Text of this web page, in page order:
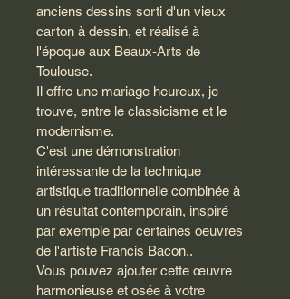
anciens dessins sorti d'un vieux
carton à dessin, et réalisé à
l'époque aux Beaux-Arts de
Toulouse.
Il offre une mariage heureux, je
trouve, entre le classicisme et le
modernisme.
C'est une démonstration
intéressante de la technique
artistique traditionnelle combinée à
un résultat contemporain, inspiré
par exemple par certaines oeuvres
de l'artiste Francis Bacon..
Vous pouvez ajouter cette œuvre
harmonieuse et osée à votre